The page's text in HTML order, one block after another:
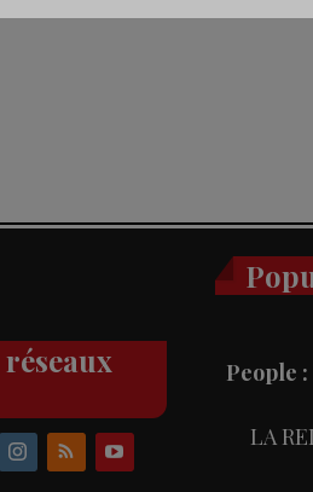
People